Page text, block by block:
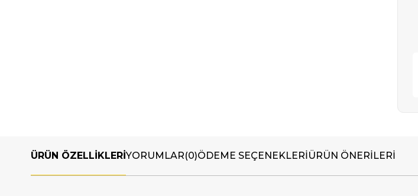
ÜRÜN ÖZELLIKLERIYORUMLAR(0)ÖDEME SEÇENEKLERIÜRÜN ÖNERILERI